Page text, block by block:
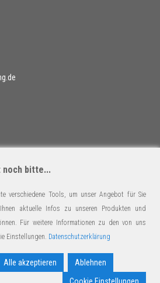
noch bitte...
verschiedene Tools, um unser Angebot für Sie
aktuelle Infos zu unseren Produkten und
Für weitere Informationen zu den von uns
Einstellungen. Datenschutzerklärung
Alle akzeptieren
Ablehnen